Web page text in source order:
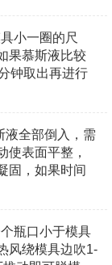
小一圈的尺
果慕斯液比较
钟取出再进行
液全部倒入，需
使表面平整，
固，如果时间
瓶口小于模具
风绕模具边吹1-